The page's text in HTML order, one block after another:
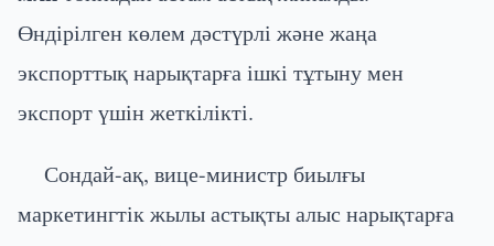
Өндірілген көлем дәстүрлі және жаңа
экспорттық нарықтарға ішкі тұтыну мен
экспорт үшін жеткілікті.
Сондай-ақ, вице-министр биылғы
маркетингтік жылы астықты алыс нарықтарға